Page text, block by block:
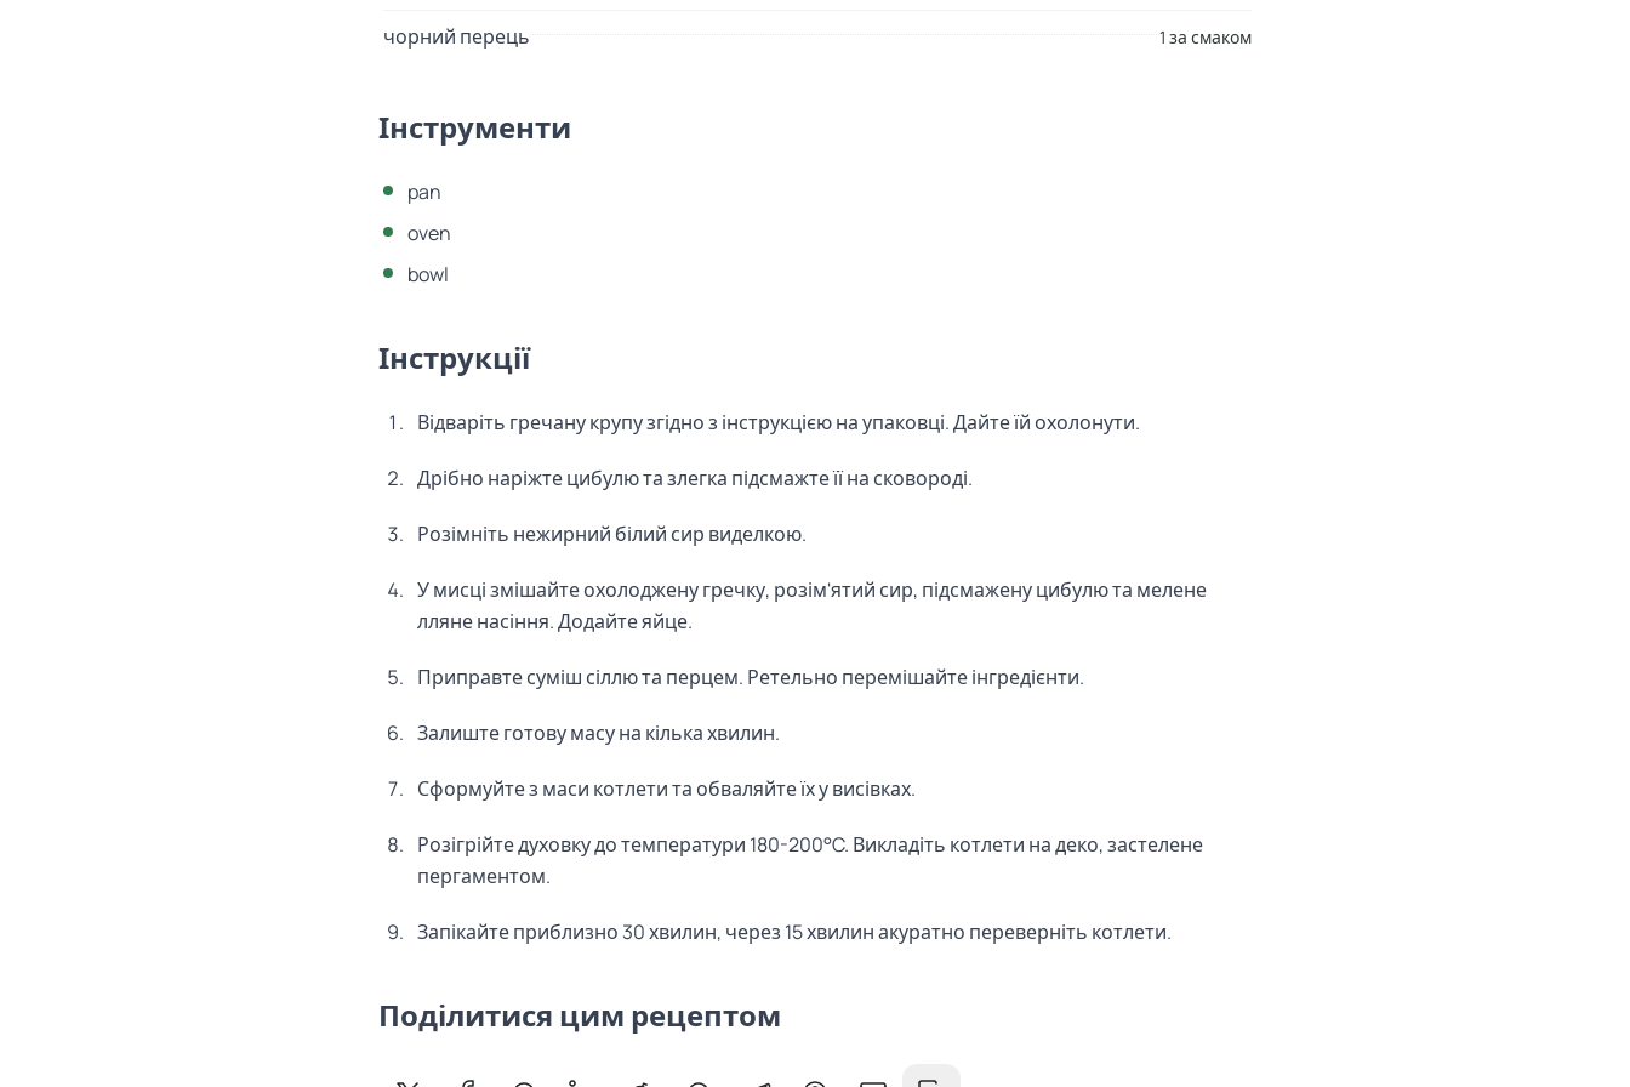
чорний перець 1 за смаком
Інструменти
pan
oven
bowl
Інструкції
Відваріть гречану крупу згідно з інструкцією на упаковці. Дайте їй охолонути.
Дрібно наріжте цибулю та злегка підсмажте її на сковороді.
Розімніть нежирний білий сир виделкою.
У мисці змішайте охолоджену гречку, розім'ятий сир, підсмажену цибулю та мелене
лляне насіння. Додайте яйце.
Приправте суміш сіллю та перцем. Ретельно перемішайте інгредієнти.
Залиште готову масу на кілька хвилин.
Сформуйте з маси котлети та обваляйте їх у висівках.
Розігрійте духовку до температури 180-200°C. Викладіть котлети на деко, застелене
пергаментом.
Запікайте приблизно 30 хвилин, через 15 хвилин акуратно переверніть котлети.
Поділитися цим рецептом